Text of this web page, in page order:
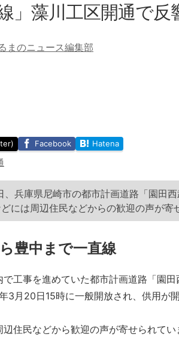
」藻川工区開通で反
まのニュース編集部
Facebook Hatena
兵庫県尼崎市の都市計画道路「園田
には周辺住民などからの歓迎の声が寄
豊中まで一直線
工事を進めていた都市計画道路「園
3月20日15時に一般開放され、供用が開
住民などから歓迎の声が寄せられてい